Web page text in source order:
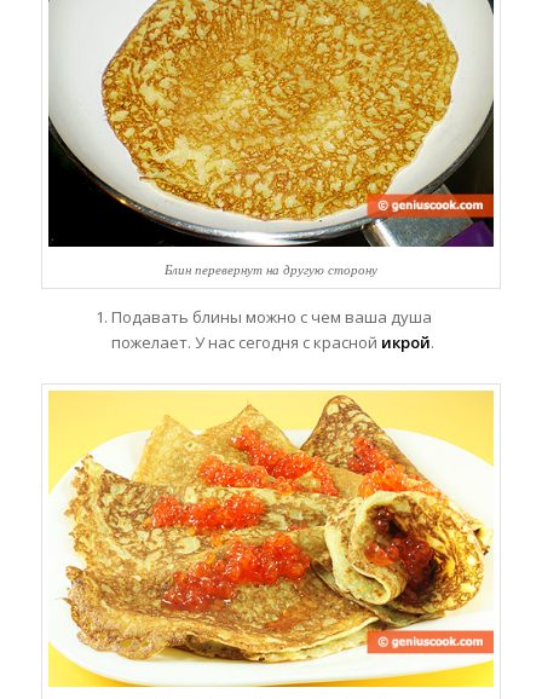
Блин перевернут на другую сторону
Подавать блины можно с чем ваша душа
пожелает. У нас сегодня с красной икрой.